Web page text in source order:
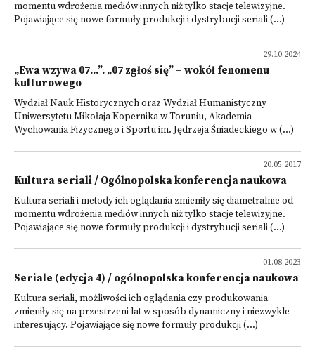
momentu wdrożenia mediów innych niż tylko stacje telewizyjne.
Pojawiające się nowe formuły produkcji i dystrybucji seriali (...)
29.10.2024
„Ewa wzywa 07...”. „07 zgłoś się” – wokół fenomenu
kulturowego
Wydział Nauk Historycznych oraz Wydział Humanistyczny
Uniwersytetu Mikołaja Kopernika w Toruniu, Akademia
Wychowania Fizycznego i Sportu im. Jędrzeja Śniadeckiego w (...)
20.05.2017
Kultura seriali / Ogólnopolska konferencja naukowa
Kultura seriali i metody ich oglądania zmieniły się diametralnie od
momentu wdrożenia mediów innych niż tylko stacje telewizyjne.
Pojawiające się nowe formuły produkcji i dy­strybucji seriali (...)
01.08.2023
Seriale (edycja 4) / ogólnopolska konferencja naukowa
Kultura seriali, możliwości ich oglądania czy produkowania
zmieniły się na przestrzeni lat w sposób dynamiczny i niezwykle
interesujący. Pojawiające się nowe formuły produkcji (...)